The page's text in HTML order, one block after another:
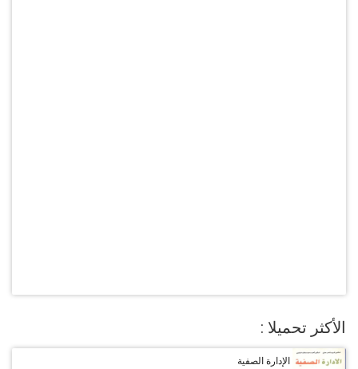
الأكثر تحميلا :
الإدارة الصفية